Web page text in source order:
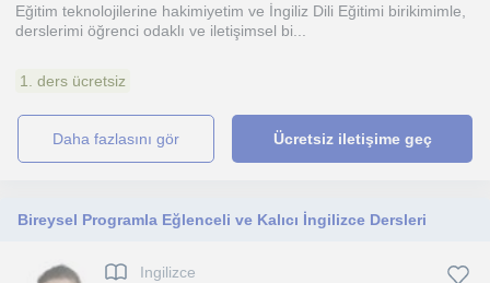
Eğitim teknolojilerine hakimiyetim ve İngiliz Dili Eğitimi birikimimle,
derslerimi öğrenci odaklı ve iletişimsel bi...
1. ders ücretsiz
daha fazlasını gör Ücretsiz iletişime geç
Bireysel Programla Eğlenceli ve Kalıcı İngilizce Dersleri
Ingilizce